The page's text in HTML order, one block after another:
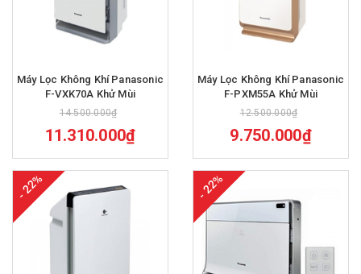
Máy Lọc Không Khí Panasonic
F-VXK70A Khử Mùi
14.500.000₫
11.310.000₫
Máy Lọc Không Khí Panasonic
F-PXM55A Khử Mùi
12.500.000₫
9.750.000₫
- 22% - 22%